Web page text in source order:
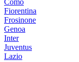
Fiorentina
Frosinone
Genoa
Inter
Juventus
Lazio